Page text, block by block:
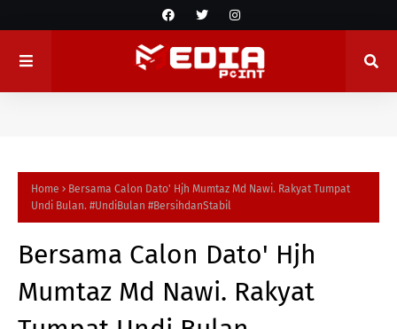
Home
Bersama Calon Dato' Hjh Mumtaz Md Nawi. Rakyat Tumpat
Undi Bulan. #UndiBulan #BersihdanStabil
Bersama Calon Dato' Hjh
Mumtaz Md Nawi. Rakyat